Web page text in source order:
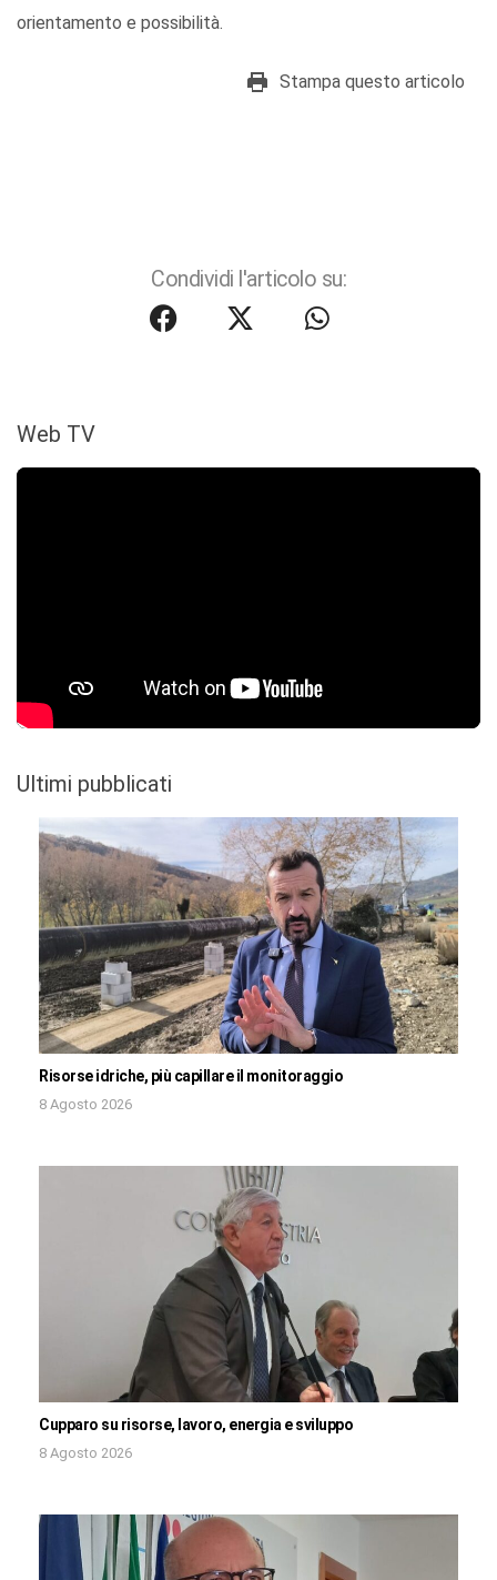
orientamento e possibilità.
Stampa questo articolo
Condividi l'articolo su:
Web TV
Ultimi pubblicati
Risorse idriche, più capillare il monitoraggio
8 Agosto 2026
Cupparo su risorse, lavoro, energia e sviluppo
8 Agosto 2026